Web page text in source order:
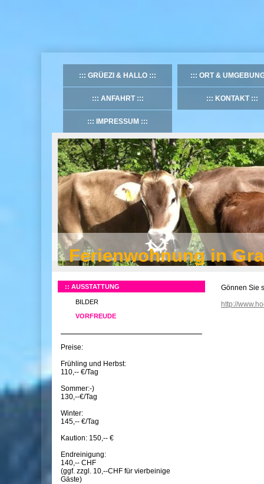
GRÜEZI & HALLO ORT &
ANFAHRT KONTAKT
IMPRESSUM
Ferienwohnung in
Gönnen Sie
http://
AUSSTATTUNG
BILDER
VORFREUDE
Preise:
Frühling und Herbst:
110,-- €/Tag
Sommer:-)
130,--€/Tag
Winter:
145,-- €/Tag
Kaution: 150,-- €
Endreinigung:
140,-- CHF
(ggf. zzgl. 10,--CHF für vierbeinige
Gäste)